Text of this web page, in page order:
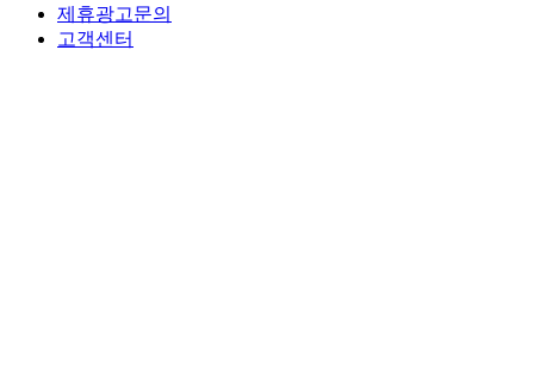
제휴광고문의
고객센터